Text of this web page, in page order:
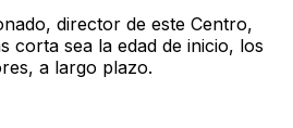
director de este Centro,
corta sea la edad de inicio, los
a largo plazo.